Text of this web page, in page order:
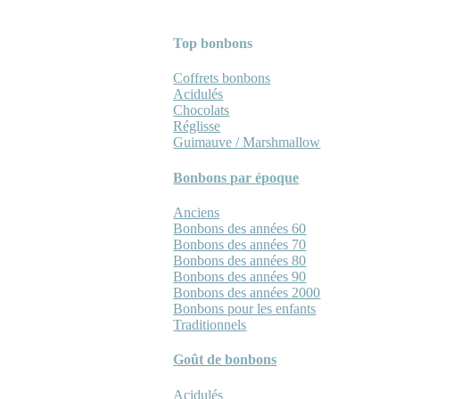
Top bonbons
Coffrets bonbons
Acidulés
Chocolats
Réglisse
Guimauve / Marshmallow
Bonbons par époque
Anciens
Bonbons des années 60
Bonbons des années 70
Bonbons des années 80
Bonbons des années 90
Bonbons des années 2000
Bonbons pour les enfants
Traditionnels
Goût de bonbons
Acidulés